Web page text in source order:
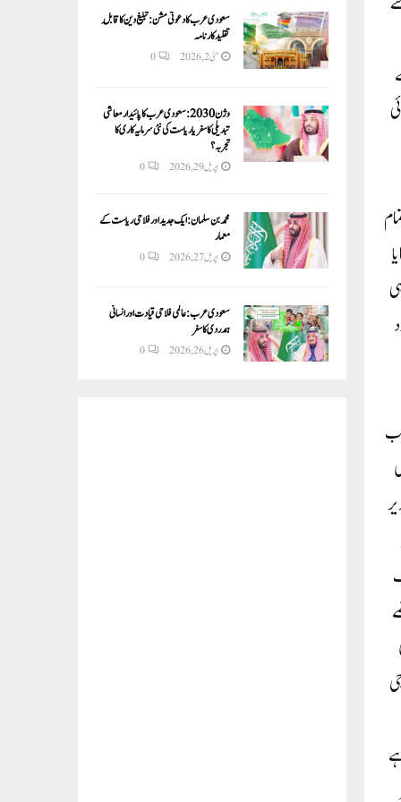
بتائی
سعودی عرب کا دعوتی مشن: تبلیغ دین کا قابلِ
تقلید کارنامہ
مئی 2, 2026 0
وژن 2030:سعودی عرب کا پائیدار معاشی
تبدیلی کا سفر یا ریاست کی نئی سرمایہ کاری کا
تجربہ؟
اپریل 29, 2026 0
محمد بن سلمان: ایک جدید اور فلاحی ریاست کے
معمار
اپریل 27, 2026 0
سعودی عرب: عالمی فلاحی قیادت اور انسانی
ہمدردی کا سفر
اپریل 26, 2026 0